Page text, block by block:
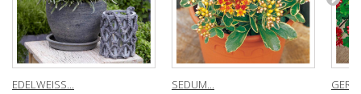
EDELWEISS... SEDUM...